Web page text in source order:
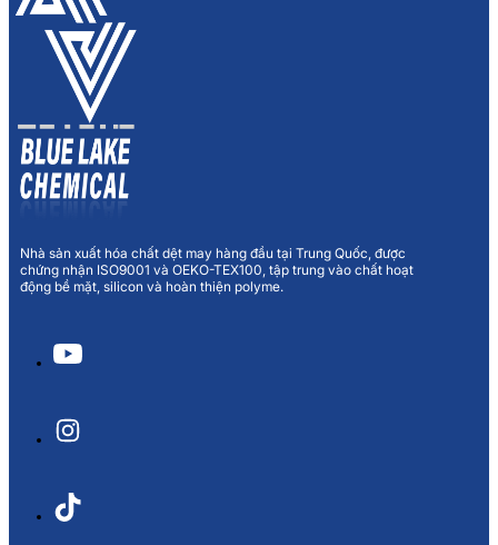
Nhà sản xuất hóa chất dệt may hàng đầu tại Trung Quốc, được
chứng nhận ISO9001 và OEKO-TEX100, tập trung vào chất hoạt
động bề mặt, silicon và hoàn thiện polyme.